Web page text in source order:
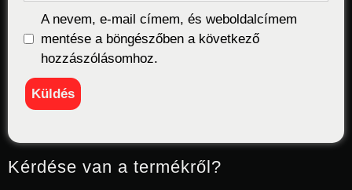
A nevem, e-mail címem, és weboldalcímem
mentése a böngészőben a következő
hozzászólásomhoz.
Kérdése van a termékről?